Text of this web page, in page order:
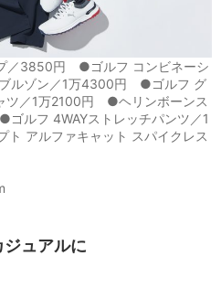
／3850円 ●ゴルフ コンビネーシ
ブルゾン／1万4300円 ●ゴルフ グ
ツ／1万2100円 ●ヘリンボーンス
ルフ 4WAYストレッチパンツ／1
アルファキャット スパイクレス
ュアルに